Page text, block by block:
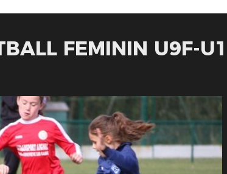
FEMININ U9F-